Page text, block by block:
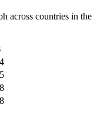
across countries in the